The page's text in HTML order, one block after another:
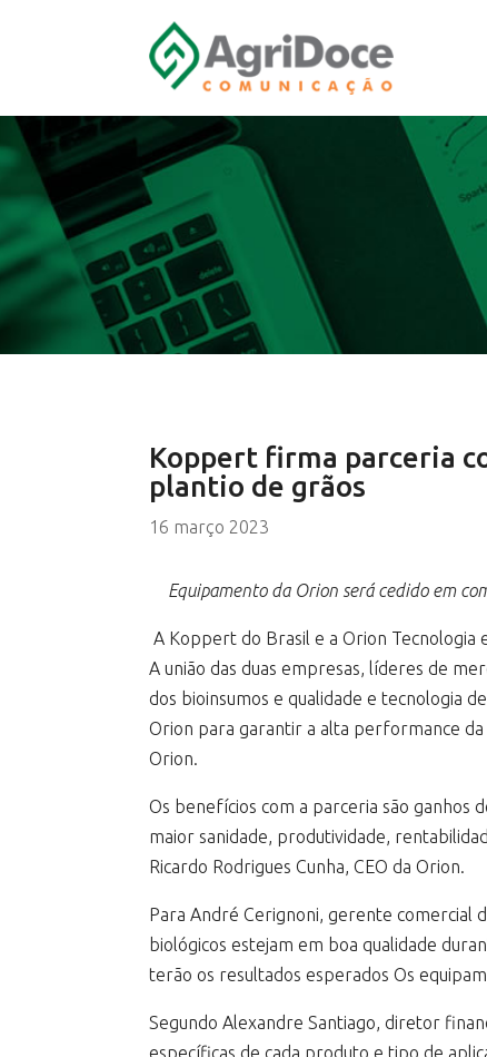
Koppert firma parceria
plantio de grãos
16 março 2023
Equipamento da Orion será cedido em
A Koppert do Brasil e a Orion Tecnologia
A união das duas empresas, líderes de
dos bioinsumos e qualidade e tecnologia
Orion para garantir a alta performance da
Orion.
Os benefícios com a parceria são ganhos
maior sanidade, produtividade,
Ricardo Rodrigues Cunha, CEO da Orion.
Para André Cerignoni, gerente comercial
biológicos estejam em boa qualidade
terão os resultados esperados Os
Segundo Alexandre Santiago, diretor
específicas de cada produto e tipo de